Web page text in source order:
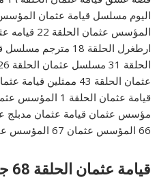
المؤسس عثمان الحلقة 22 قيامه عثمان
ارطغرل الحلقة 18
عثمان الحلقة 43
66 المؤسس عثمان 67 المؤسس عثمان الحلقة 68 المؤسس عثمان.
قيامة عثمان الحلقة 68 جودة كاملة :